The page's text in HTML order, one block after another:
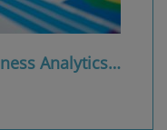
Analytics…